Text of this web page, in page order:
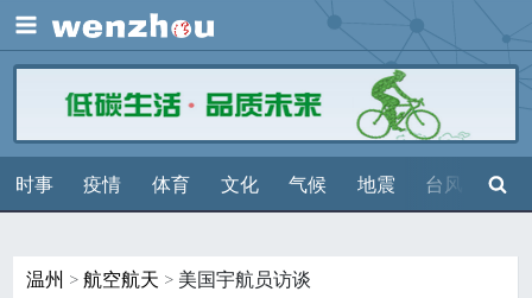
展开
时事 疫情 体育 文化 气候 地震 台风 天气
搜索
温州 >航空航天 > 美国宇航员访谈